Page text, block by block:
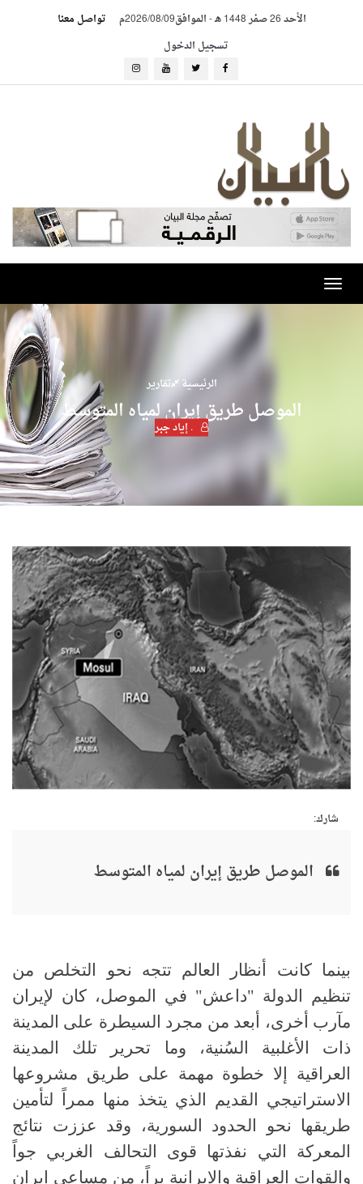
الأحد 26 صفر 1448 هـ -الموافق2026/08/09م
تواصل معنا
تسجيل الدخول
Toggle
navigation
الرئيسية تقارير
الموصل طريق إيران لمياه المتوسط
. إياد جبر
شارك:
الموصل طريق إيران لمياه المتوسط
بينما كانت أنظار العالم تتجه نحو التخلص من
تنظيم الدولة "داعش" في الموصل، كان لإيران
مآرب أخرى، أبعد من مجرد السيطرة على المدينة
ذات الأغلبية السُنية، وما تحرير تلك المدينة
العراقية إلا خطوة مهمة على طريق مشروعها
الاستراتيجي القديم الذي يتخذ منها ممراً لتأمين
طريقها نحو الحدود السورية، وقد عززت نتائج
المعركة التي نفذتها قوى التحالف الغربي جواً
والقوات العراقية والإيرانية براً، من مساعي إيران